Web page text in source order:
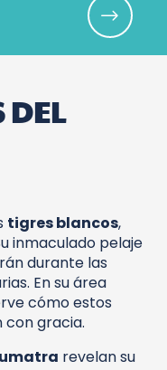
DEL
tigres blancos,
inmaculado pelaje
durante las
En su área
cómo estos
con gracia.
revelan su